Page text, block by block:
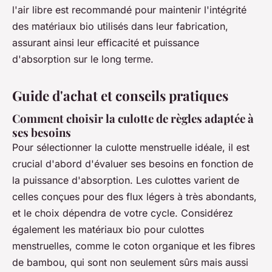
l'air libre est recommandé pour maintenir l'intégrité
des matériaux bio utilisés dans leur fabrication,
assurant ainsi leur efficacité et puissance
d'absorption sur le long terme.
Guide d'achat et conseils pratiques
Comment choisir la culotte de règles adaptée à
ses besoins
Pour sélectionner la culotte menstruelle idéale, il est
crucial d'abord d'évaluer ses besoins en fonction de
la puissance d'absorption. Les culottes varient de
celles conçues pour des flux légers à très abondants,
et le choix dépendra de votre cycle. Considérez
également les matériaux bio pour culottes
menstruelles, comme le coton organique et les fibres
de bambou, qui sont non seulement sûrs mais aussi